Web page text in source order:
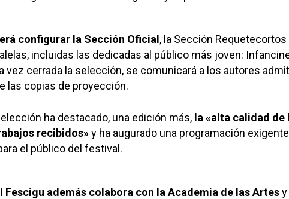
configurar la Sección Oficial, la Sección Requetecortos
incluidas las dedicadas al público más joven:
vez cerrada la selección, se comunicará a los autores
las copias de proyección.
ha destacado, una edición más, la «alta calidad de
recibidos»y ha augurado una programación
el público del festival.
Fescigu además colabora con la Academia de las Artesy